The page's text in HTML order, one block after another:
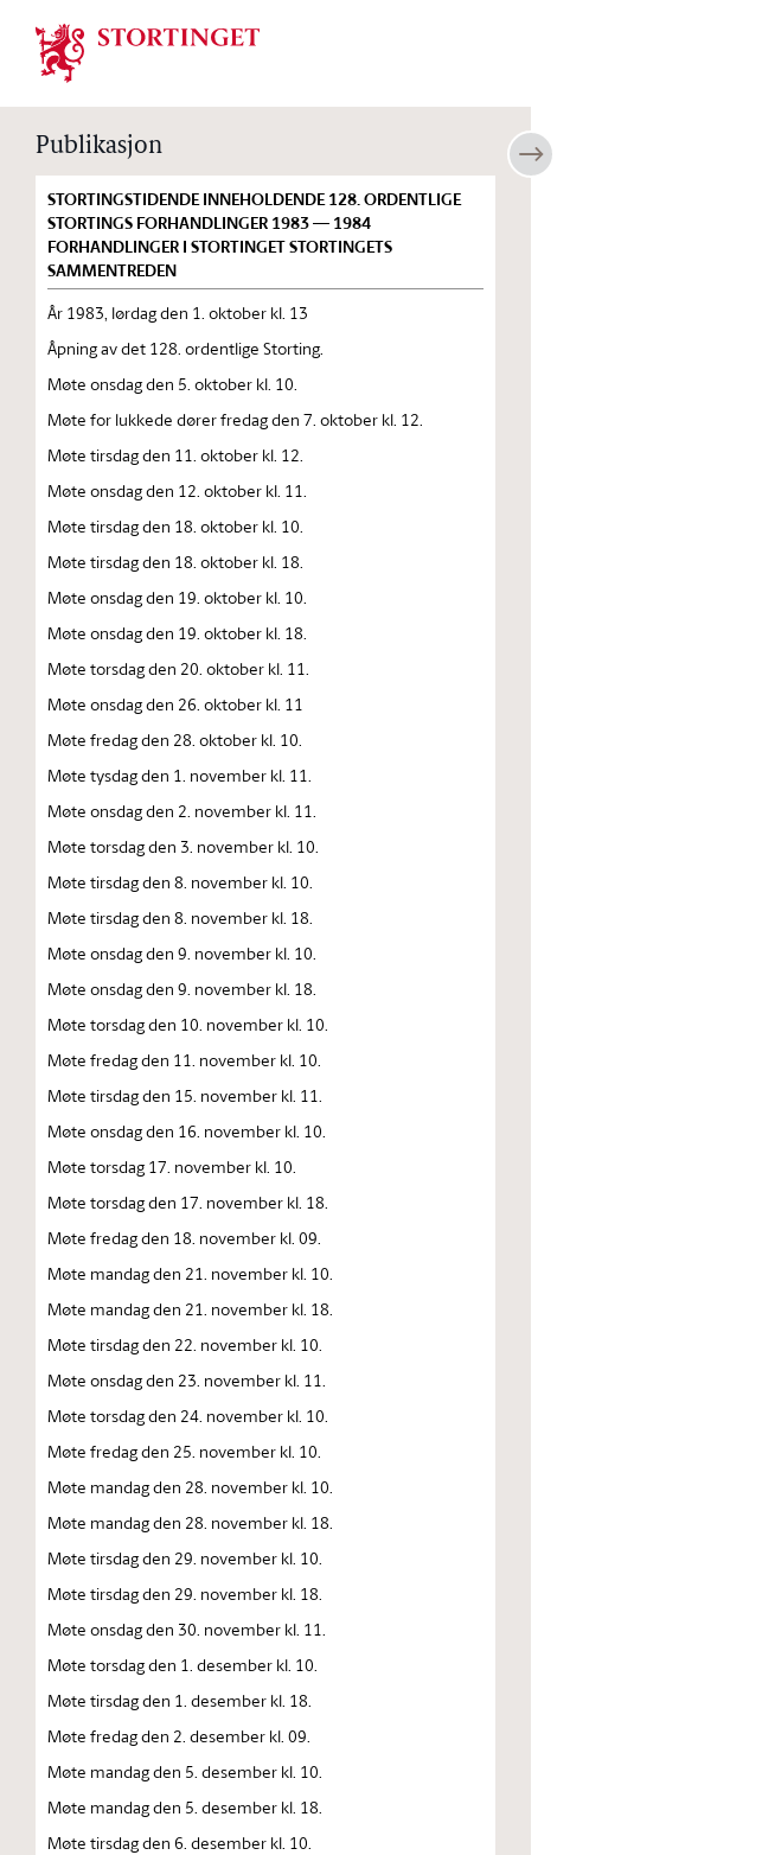
Stortinget.no
Publikasjon
STORTINGSTIDENDE INNEHOLDENDE 128. ORDENTLIGE
STORTINGS FORHANDLINGER 1983 — 1984
FORHANDLINGER I STORTINGET STORTINGETS
SAMMENTREDEN
År 1983, lørdag den 1. oktober kl. 13
Åpning av det 128. ordentlige Storting.
Møte onsdag den 5. oktober kl. 10.
Møte for lukkede dører fredag den 7. oktober kl. 12.
Møte tirsdag den 11. oktober kl. 12.
Møte onsdag den 12. oktober kl. 11.
Møte tirsdag den 18. oktober kl. 10.
Møte tirsdag den 18. oktober kl. 18.
Møte onsdag den 19. oktober kl. 10.
Møte onsdag den 19. oktober kl. 18.
Møte torsdag den 20. oktober kl. 11.
Møte onsdag den 26. oktober kl. 11
Møte fredag den 28. oktober kl. 10.
Møte tysdag den 1. november kl. 11.
Møte onsdag den 2. november kl. 11.
Møte torsdag den 3. november kl. 10.
Møte tirsdag den 8. november kl. 10.
Møte tirsdag den 8. november kl. 18.
Møte onsdag den 9. november kl. 10.
Møte onsdag den 9. november kl. 18.
Møte torsdag den 10. november kl. 10.
Møte fredag den 11. november kl. 10.
Møte tirsdag den 15. november kl. 11.
Møte onsdag den 16. november kl. 10.
Møte torsdag 17. november kl. 10.
Møte torsdag den 17. november kl. 18.
Møte fredag den 18. november kl. 09.
Møte mandag den 21. november kl. 10.
Møte mandag den 21. november kl. 18.
Møte tirsdag den 22. november kl. 10.
Møte onsdag den 23. november kl. 11.
Møte torsdag den 24. november kl. 10.
Møte fredag den 25. november kl. 10.
Møte mandag den 28. november kl. 10.
Møte mandag den 28. november kl. 18.
Møte tirsdag den 29. november kl. 10.
Møte tirsdag den 29. november kl. 18.
Møte onsdag den 30. november kl. 11.
Møte torsdag den 1. desember kl. 10.
Møte tirsdag den 1. desember kl. 18.
Møte fredag den 2. desember kl. 09.
Møte mandag den 5. desember kl. 10.
Møte mandag den 5. desember kl. 18.
Møte tirsdag den 6. desember kl. 10.